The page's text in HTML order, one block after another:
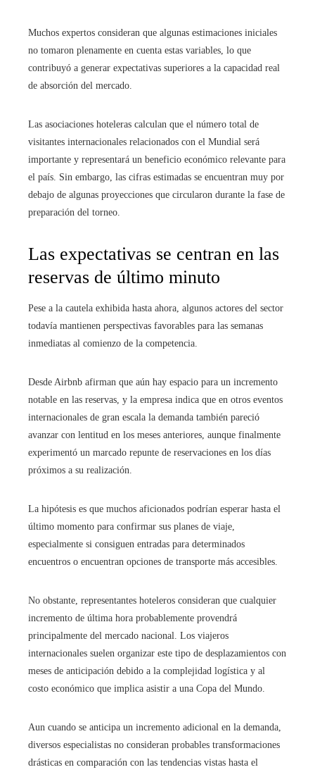
Muchos expertos consideran que algunas estimaciones iniciales
no tomaron plenamente en cuenta estas variables, lo que
contribuyó a generar expectativas superiores a la capacidad real
de absorción del mercado.
Las asociaciones hoteleras calculan que el número total de
visitantes internacionales relacionados con el Mundial será
importante y representará un beneficio económico relevante para
el país. Sin embargo, las cifras estimadas se encuentran muy por
debajo de algunas proyecciones que circularon durante la fase de
preparación del torneo.
Las expectativas se centran en las
reservas de último minuto
Pese a la cautela exhibida hasta ahora, algunos actores del sector
todavía mantienen perspectivas favorables para las semanas
inmediatas al comienzo de la competencia.
Desde Airbnb afirman que aún hay espacio para un incremento
notable en las reservas, y la empresa indica que en otros eventos
internacionales de gran escala la demanda también pareció
avanzar con lentitud en los meses anteriores, aunque finalmente
experimentó un marcado repunte de reservaciones en los días
próximos a su realización.
La hipótesis es que muchos aficionados podrían esperar hasta el
último momento para confirmar sus planes de viaje,
especialmente si consiguen entradas para determinados
encuentros o encuentran opciones de transporte más accesibles.
No obstante, representantes hoteleros consideran que cualquier
incremento de última hora probablemente provendrá
principalmente del mercado nacional. Los viajeros
internacionales suelen organizar este tipo de desplazamientos con
meses de anticipación debido a la complejidad logística y al
costo económico que implica asistir a una Copa del Mundo.
Aun cuando se anticipa un incremento adicional en la demanda,
diversos especialistas no consideran probables transformaciones
drásticas en comparación con las tendencias vistas hasta el